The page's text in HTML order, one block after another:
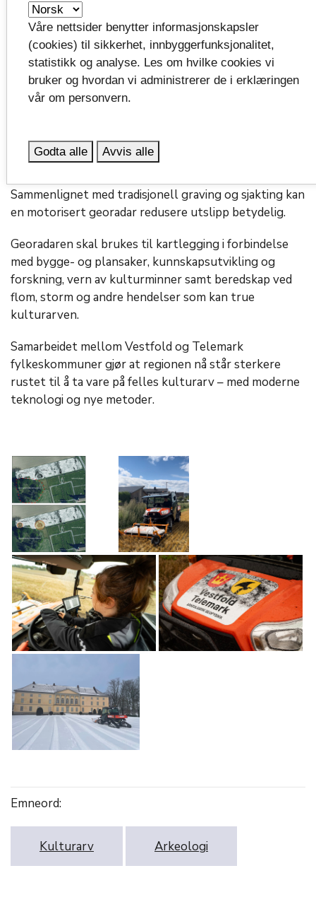
skånsomt enn tradisjonelle metoder.
–Systemet kan undersøke store områder på kort tid,
samtidig som matjord og kulturminner blir bevart.
Dette er særlig viktig i Vestfold og Telemark, som har
mange kulturhistorisk verdifulle områder og store
jordbruksarealer, sier Jan Birger Løken, leder for
Vestfold fylkeskommune.
Sammenlignet med tradisjonell graving og sjakting kan
en motorisert georadar redusere utslipp betydelig.
Georadaren skal brukes til kartlegging i forbindelse
med bygge- og plansaker, kunnskapsutvikling og
forskning, vern av kulturminner samt beredskap ved
flom, storm og andre hendelser som kan true
kulturarven.
Samarbeidet mellom Vestfold og Telemark
fylkeskommuner gjør at regionen nå står sterkere
rustet til å ta vare på felles kulturarv – med moderne
teknologi og nye metoder.
Emneord:
Kulturarv Arkeologi
Våre nettsider benytter informasjonskapsler
(cookies) til sikkerhet, innbyggerfunksjonalitet,
statistikk og analyse. Les om hvilke cookies vi
bruker og hvordan vi administrerer de i erklæringen
vår om personvern.
Godta alle Avvis alle